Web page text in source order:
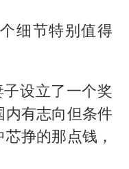
细节特别值得
设立了一个奖
有志向但条件
挣的那点钱，